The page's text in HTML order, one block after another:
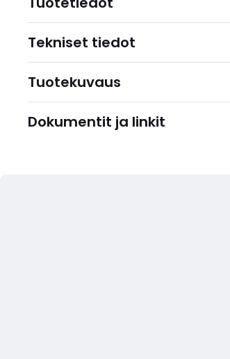
Tekniset tiedot
Tuotekuvaus
Dokumentit ja linkit